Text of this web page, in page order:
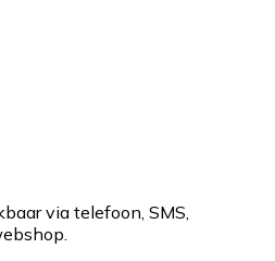
via telefoon, SMS,